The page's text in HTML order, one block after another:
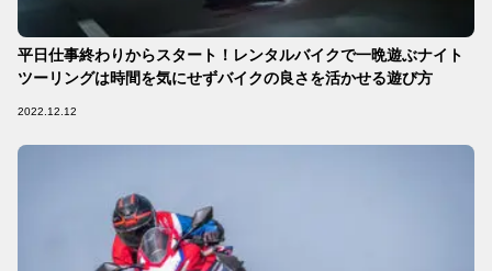
平日仕事終わりからスタート！レンタルバイクで一晩遊ぶナイト
ツーリングは時間を気にせずバイクの良さを活かせる遊び方
2022.12.12